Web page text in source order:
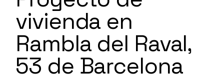
vivienda en
Rambla del Raval,
53 de Barcelona